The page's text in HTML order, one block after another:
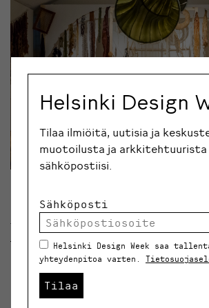
Lohmannnin Department of Seaweed.
työskenteli myös itse galleriassa
”Uusi tieto valikoitui näyttelyhaun
ajankohtaisuutensa lisäksi myös
että se herätti meissä heti
Helsinki Design
Tilaa ilmiöitä, uutisia ja
muotoilusta ja arkkitehtuurista
sähköpostiisi.
Sähköposti
Helsinki Design Week saa
yhteydenpitoa varten.
Tilaa